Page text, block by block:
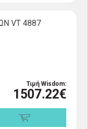
Τιμή Wisdom:
1507.22€